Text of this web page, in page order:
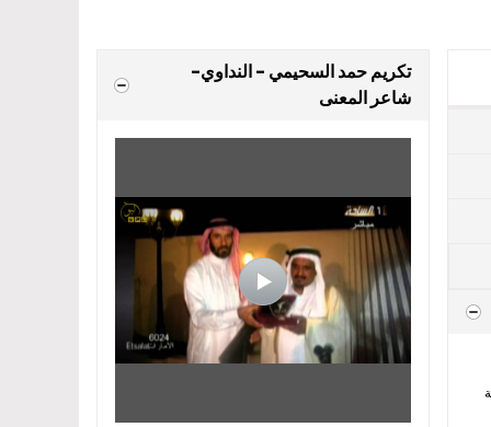
تكريم حمد السحيمي - النداوي-
شاعر المعنى